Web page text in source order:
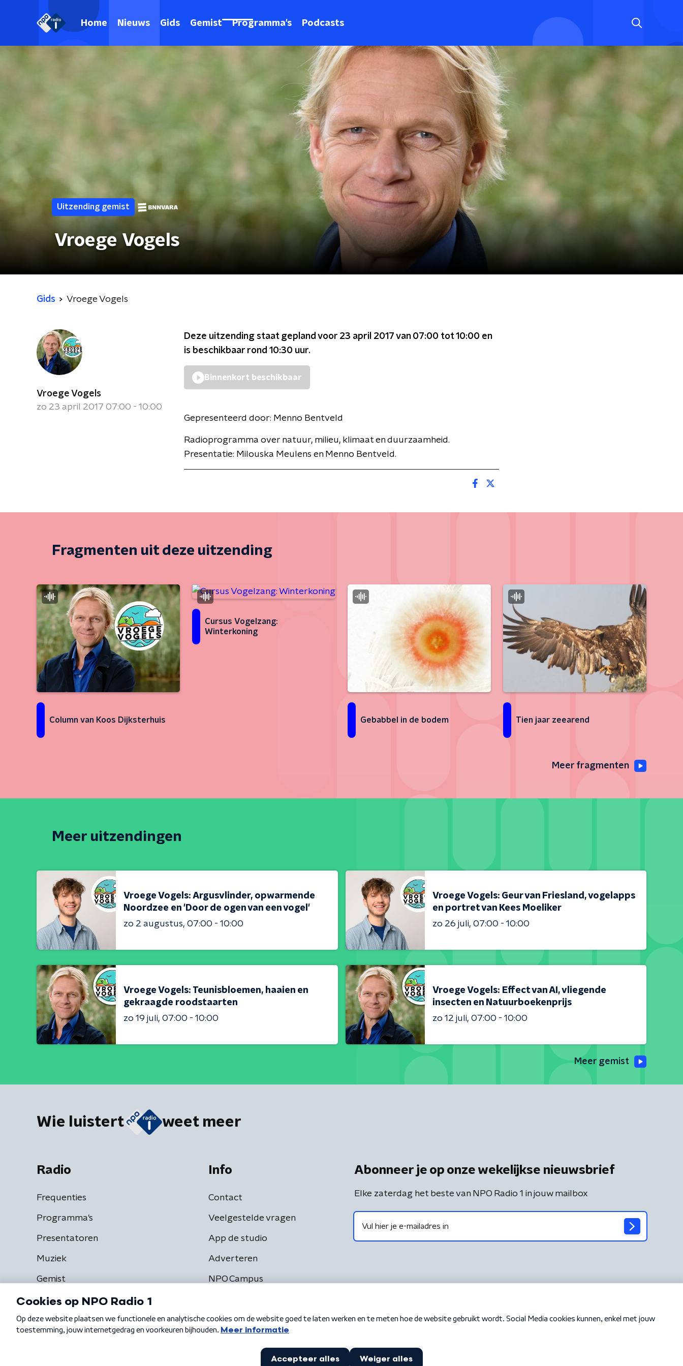
Home Nieuws Gids Gemist Programma's Podcasts
Uitzending gemist
Vroege Vogels
Gids Vroege Vogels
Vroege Vogels
zo 23 april 2017 07:00 - 10:00
Deze uitzending staat gepland voor 23 april 2017 van 07:00 tot 10:00 en
is beschikbaar rond 10:30 uur.
Binnenkort beschikbaar
Gepresenteerd door: Menno Bentveld
Radioprogramma over natuur, milieu, klimaat en duurzaamheid.
Presentatie: Milouska Meulens en Menno Bentveld.
Fragmenten uit deze uitzending
Column van Koos Dijksterhuis
Cursus Vogelzang:
Winterkoning
Gebabbel in de bodem Tien jaar zeearend
Meer fragmenten
Meer uitzendingen
Vroege Vogels: Argusvlinder, opwarmende
Noordzee en 'Door de ogen van een vogel'
zo 2 augustus 07:00 - 10:00
Vroege Vogels: Geur van Friesland, vogelapps
en portret van Kees Moeliker
zo 26 juli 07:00 - 10:00
Vroege Vogels: Teunisbloemen, haaien en
gekraagde roodstaarten
zo 19 juli 07:00 - 10:00
Vroege Vogels: Effect van AI, vliegende
insecten en Natuurboekenprijs
zo 12 juli 07:00 - 10:00
Meer gemist
Wie luistert weet meer
Radio
Frequenties
Programma's
Presentatoren
Muziek
Gemist
Info
Contact
Veelgestelde vragen
App de studio
Adverteren
NPO Campus
Abonneer je op onze wekelijkse nieuwsbrief
Elke zaterdag het beste van NPO Radio 1 in jouw mailbox
Algemene voorwaarden Privacybeleid